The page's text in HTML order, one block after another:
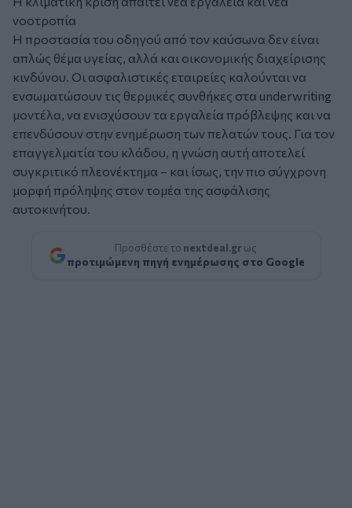
νοοτροπία
Η προστασία του οδηγού από τον καύσωνα δεν είναι
απλώς θέμα υγείας, αλλά και οικονομικής διαχείρισης
κινδύνου. Οι ασφαλιστικές εταιρείες καλούνται να
ενσωματώσουν τις θερμικές συνθήκες στα underwriting
μοντέλα, να ενισχύσουν τα εργαλεία πρόβλεψης και να
επενδύσουν στην ενημέρωση των πελατών τους. Για τον
επαγγελματία του κλάδου, η γνώση αυτή αποτελεί
συγκριτικό πλεονέκτημα – και ίσως, την πιο σύγχρονη
μορφή πρόληψης στον τομέα της ασφάλισης
αυτοκινήτου.
Προσθέστε το nextdeal.gr ως
προτιμώμενη πηγή ενημέρωσης στο Google